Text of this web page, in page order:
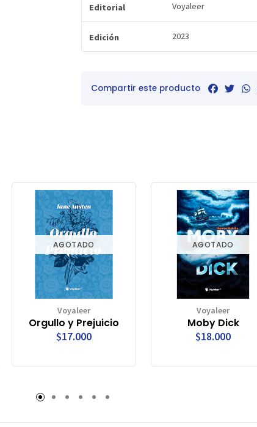
Editorial Voyaleer
Edición 2023
Compartir este producto
AGOTADO
Voyaleer
Orgullo y Prejuicio
$17.000
AGOTADO
Voyaleer
Moby Dick
$18.000